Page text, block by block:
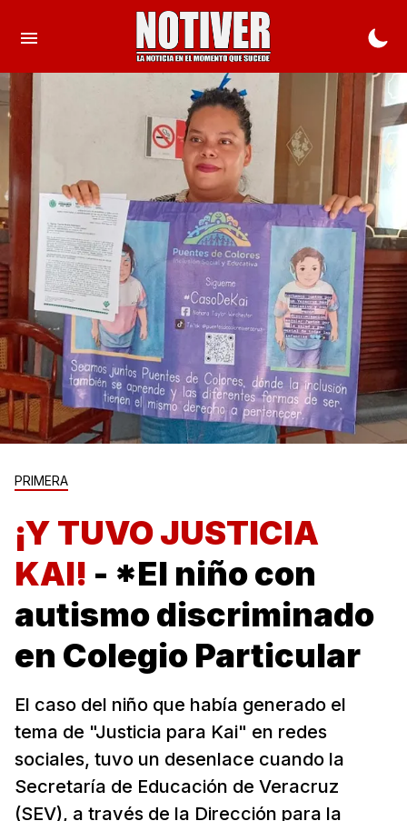
PRIMERA
¡Y TUVO JUSTICIA
KAI! - *El niño con
autismo discriminado
en Colegio Particular
El caso del niño que había generado el
tema de "Justicia para Kai" en redes
sociales, tuvo un desenlace cuando la
Secretaría de Educación de Veracruz
(SEV), a través de la Dirección para la